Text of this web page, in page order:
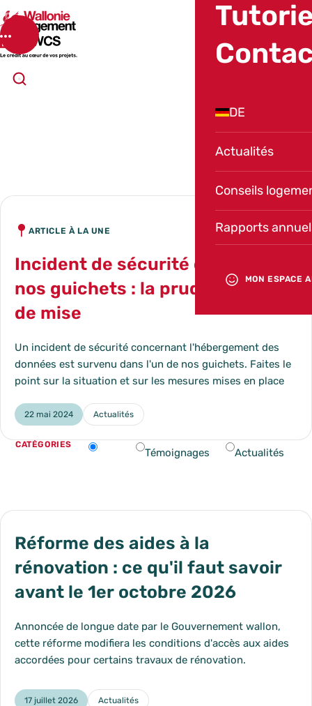
SWCS
Menu
DE
Actualités
Conseils
Rapports
MON ESPACE
Ouvrir la recherche
actualités
ARTICLE À LA UNE
Incident de sécurité dans l’un de
nos guichets : la prudence est
de mise
Un incident de sécurité concernant l'hébergement des
données est survenu dans l'un de nos guichets. Faites le
point sur la situation et sur les mesures mises en place
22 mai 2024 Catégorie :
Actualités
blog_article_list
CATÉGORIES
Changer d’option filtrera automatiquement les résultats.
Témoignages Actualités
Réforme des aides à la
rénovation : ce qu'il faut savoir
avant le 1er octobre 2026
Annoncée de longue date par le Gouvernement wallon,
cette réforme modifiera les conditions d'accès aux aides
accordées pour certains travaux de rénovation.
17 juillet 2026 Actualités